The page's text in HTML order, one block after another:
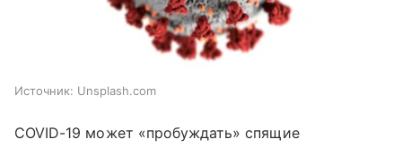
Источник: Unsplash.com
COVID-19 может «пробуждать» спящие